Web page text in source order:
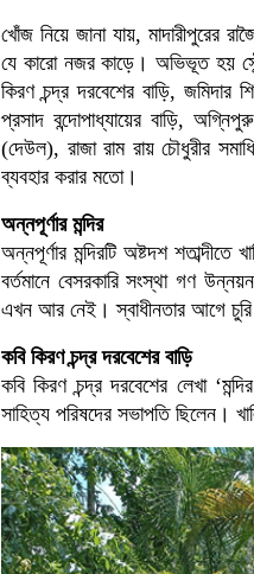
এলাকাটিকে পর্যটনকেন্দ্র হিসেবে গড়ে
খোঁজ নিয়ে জানা যায়, মাদারীপুরের
যে কারো নজর কাড়ে। অভিভূত হয়
কিরণ চন্দ্র দরবেশের বাড়ি, জমিদার
প্রসাদ বন্দোপাধ্যায়ের বাড়ি,
(দেউল), রাজা রাম রায় চৌধুরীর
ব্যবহার করার মতো।
অন্নপূর্ণার মন্দির
অন্নপূর্ণার মন্দিরটি অষ্টদশ
বর্তমানে বেসরকারি সংস্থা গণ উন্নয়ন
এখন আর নেই। স্বাধীনতার আগে চুরি
কবি কিরণ চন্দ্র দরবেশের বাড়ি
কবি কিরণ চন্দ্র দরবেশের লেখা
সাহিত্য পরিষদের সভাপতি ছিলেন।